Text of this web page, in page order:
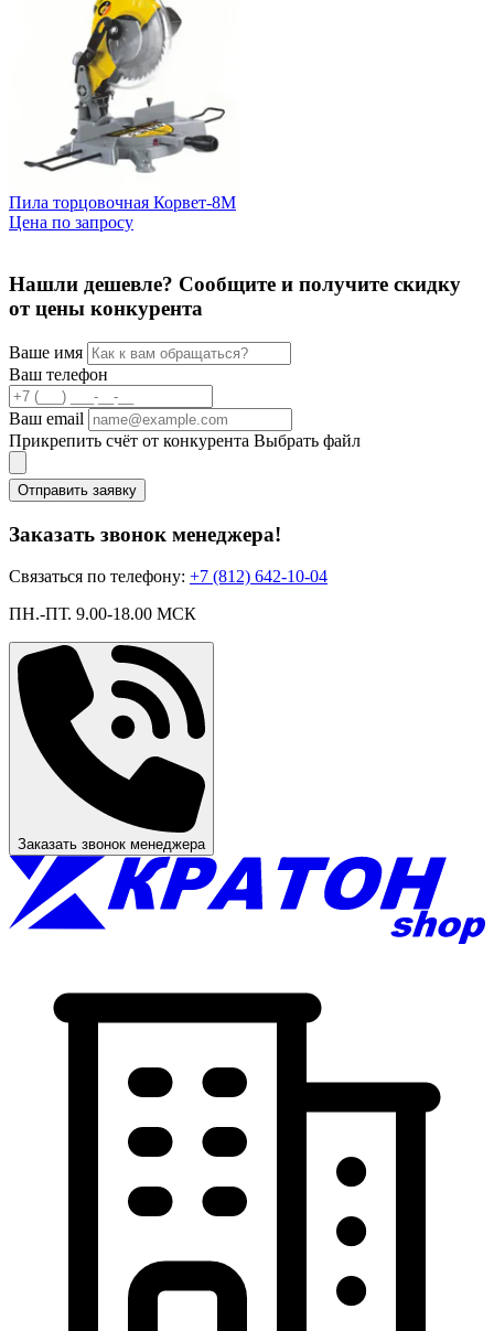
Пила торцовочная Корвет-8М
Цена по запросу
Нашли дешевле? Сообщите и получите скидку
от цены конкурента
Ваше имя
Ваш телефон
Ваш email
Прикрепить счёт от конкурента Выбрать файл
Отправить заявку
Заказать звонок менеджера!
Связаться по телефону: +7 (812) 642-10-04
ПН.-ПТ. 9.00-18.00 МСК
Заказать звонок менеджера